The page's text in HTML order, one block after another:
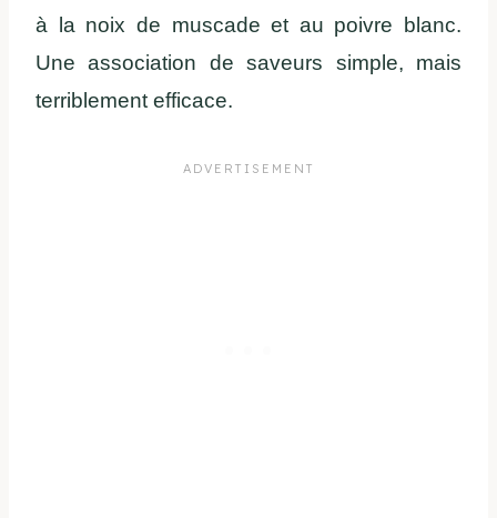
à la noix de muscade et au poivre blanc.
Une association de saveurs simple, mais
terriblement efficace.